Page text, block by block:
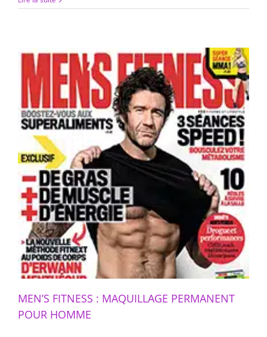
MEN’S FITNESS : MAQUILLAGE PERMANENT
POUR HOMME